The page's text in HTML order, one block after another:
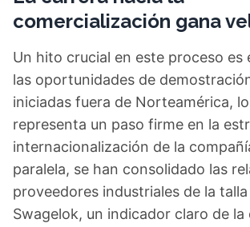
comercialización gana
Un hito crucial en este proceso es
las oportunidades de
iniciadas fuera de Norteamérica,
representa un paso firme en la
internacionalización de la
paralela, se han consolidado las
proveedores industriales de la
Swagelok, un indicador claro de